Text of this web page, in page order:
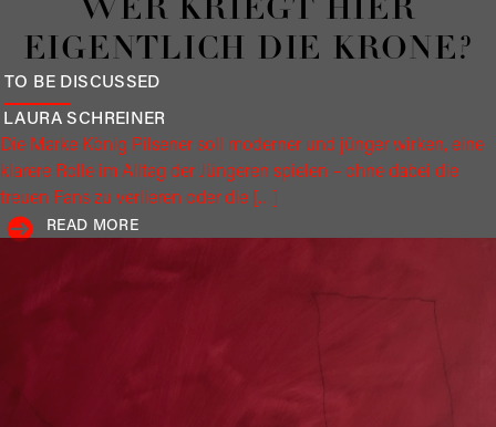
WER KRIEGT HIER
EIGENTLICH DIE KRONE?
LAURASCHREINER
TO BE DISCUSSED
Die Marke König Pilsener soll moderner und jünger wirken, eine
klarere Rolle im Alltag der Jüngeren spielen – ohne dabei die
treuen Fans zu verlieren oder die […]
READ MORE